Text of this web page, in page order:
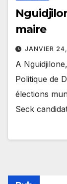
maire
JANVIER
A
Politique de
élections
Seck